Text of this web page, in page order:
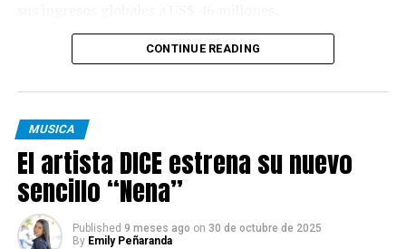
“En nombre de AMC Theatres y de toda la industria de
sincero agradecimiento a la icónica Taylor Swift por
traer su brillantez y magia a los cines este fin de
semana”, dijo el director ejecutivo de AMC, Adam Aron,
el domingo en un comunicado compartido con CNN. “Su
visión de agregar un elemento cinematográfico al
increíble debut de su álbum fue nada menos que un
triunfo”.
CONTINUE READING
MUSICA
El artista DICE estrena su nuevo
sencillo “Nena”
Published 9 meses ago on 30 de octubre de 2025
By Emily Peñaranda